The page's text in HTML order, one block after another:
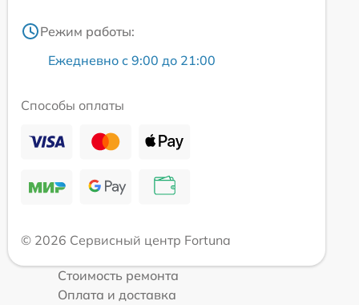
Режим работы:
Ежедневно с 9:00 до 21:00
Способы оплаты
© 2026 Сервисный центр Fortuna
Стоимость ремонта
Оплата и доставка